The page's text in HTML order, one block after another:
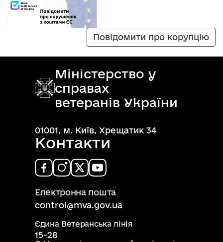
Повідомити про корупцію
Міністерство у
справах
ветеранів України
01001, м. Київ, Хрещатик 34
Контакти
Електронна пошта
control@mva.gov.ua
Єдина Ветеранська лінія
15-28